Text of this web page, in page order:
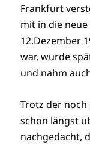
Frankfurt
mit in die
12.Dezember
war, wurde
und nahm
Trotz der
schon längst
nachgedacht,